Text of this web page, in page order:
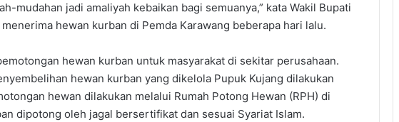
mudahan jadi amaliyah kebaikan bagi semuanya,” kata Wakil Bupati
hewan kurban di Pemda Karawang beberapa hari lalu.
hewan kurban untuk masyarakat di sekitar perusahaan.
hewan kurban yang dikelola Pupuk Kujang dilakukan
hewan dilakukan melalui Rumah Potong Hewan (RPH) di
dipotong oleh jagal bersertifikat dan sesuai Syariat Islam.